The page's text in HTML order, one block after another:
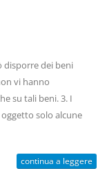
disporre dei beni
vi hanno
su tali beni. 3. I
solo alcune
continua a leggere